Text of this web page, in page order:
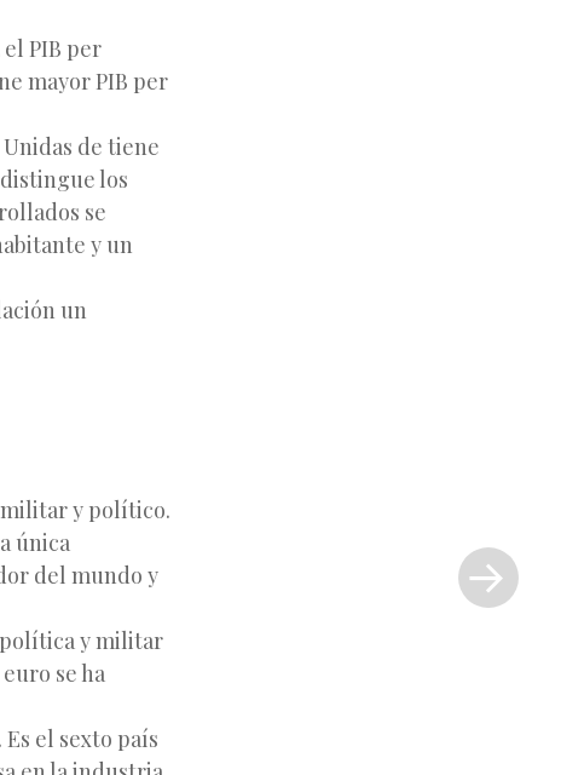
PIB per
mayor PIB per
de tiene
los
se
y un
un
militar y político.
única
del mundo y
política y militar
se ha
el sexto país
entrada